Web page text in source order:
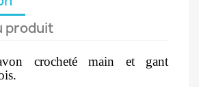
produit
crocheté main et gant